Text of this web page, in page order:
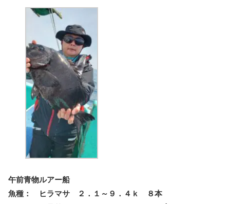
午前青物ルアー船
魚種： ヒラマサ ２．１～９．４ｋ ８本